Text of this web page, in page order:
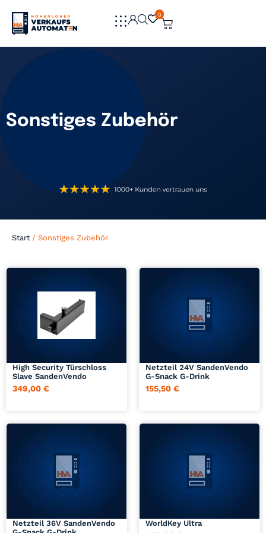
0
0
Sonstiges Zubehör
Start / Sonstiges Zubehör
High Security Türschloss
Slave SandenVendo
349,00 €
Netzteil 24V SandenVendo
G-Snack G-Drink
155,50 €
Netzteil 36V SandenVendo
WorldKey Ultra